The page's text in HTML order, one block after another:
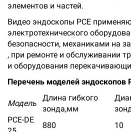
элементов и частей.
Видео эндоскопы PCE
электротехнического
безопасности, механиками на
, при ремонте и обслуживании
и оборудования
Перечень моделей эндоскопов
Модель
Длина гибкого
зонда,мм
PCE-DE
880 10